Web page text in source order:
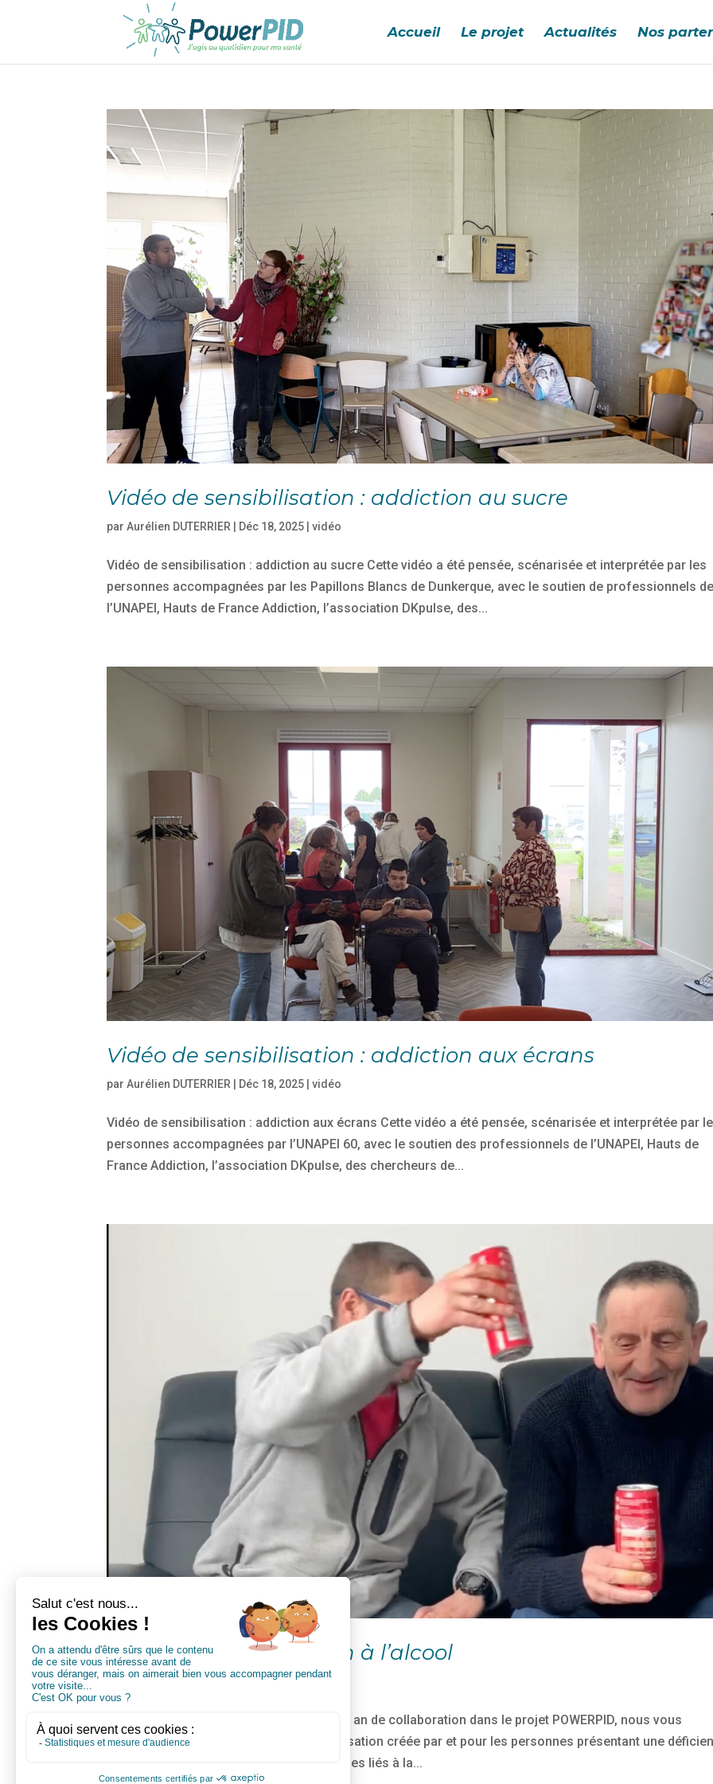
Accueil Le projet Actualités Nos
Vidéo de sensibilisation : addiction au sucre
parAurélien DUTERRIER Déc 18, 2025 |vidéo
Vidéo de sensibilisation : addiction au sucre Cette vidéo a été pensée, scénarisée et interprétée par les
personnes accompagnées par les Papillons Blancs de Dunkerque, avec le soutien de professionnels
l’UNAPEI, Hauts de France Addiction, l’association DKpulse, des...
Vidéo de sensibilisation : addiction aux écrans
parAurélien DUTERRIER Déc 18, 2025 |vidéo
Vidéo de sensibilisation : addiction aux écrans Cette vidéo a été pensée, scénarisée et interprétée par
personnes accompagnées par l’UNAPEI 60, avec le soutien des professionnels de l’UNAPEI, Hauts de
France Addiction, l’association DKpulse, des chercheurs de...
Vidéo de sensibilisation à l’alcool
par PLD|Jan 15, 2024| vidéo
Vidéo de sensibilisation à l’alcool Après 1 an de collaboration dans le projet POWERPID, nous vous
présentons la première vidéo de sensibilisation créée par et pour les personnes présentant une
intellectuelle. Cette vidéo aborde les risques liés à la...